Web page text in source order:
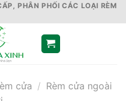
PHÂN PHỐI CÁC LOẠI RÈM
cửa / Rèm cửa ngoài